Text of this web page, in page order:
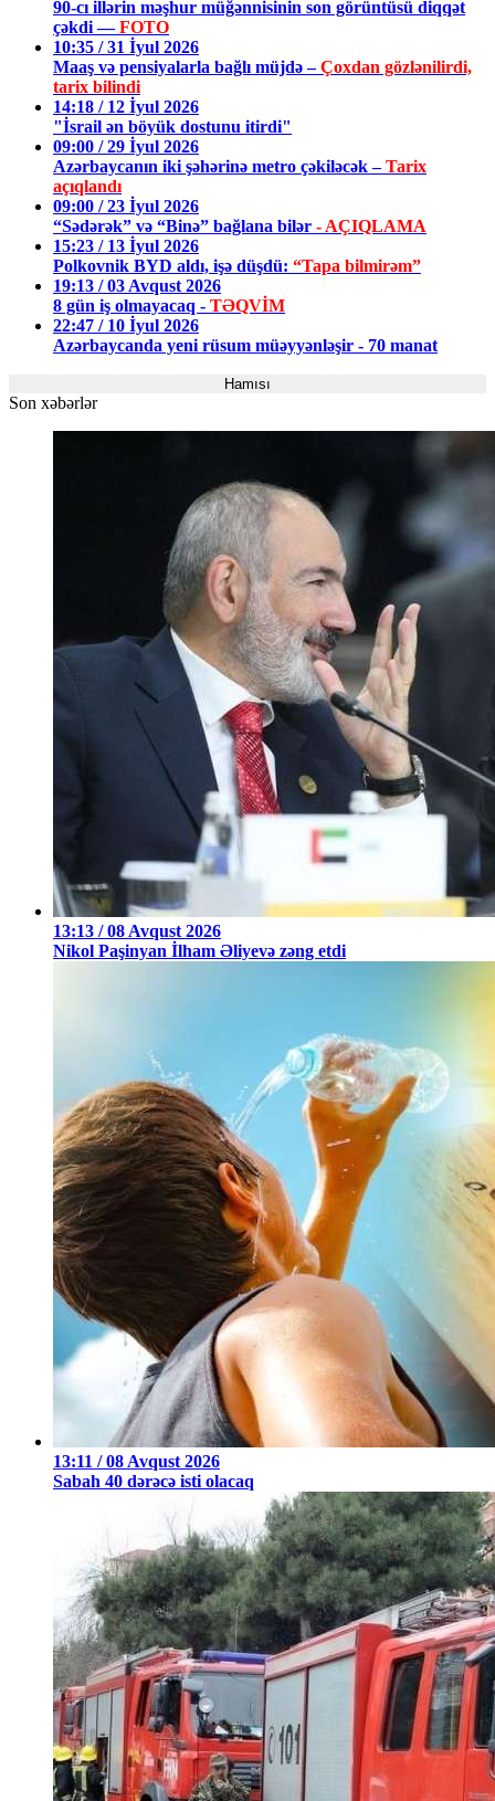
90-cı illərin məşhur müğənnisinin son görüntüsü diqqət
çəkdi —FOTO
10:35 / 31 İyul 2026
Maaş və pensiyalarla bağlı müjdə –Çoxdan gözlənilirdi,
tarix bilindi
14:18 / 12 İyul 2026
"İsrail ən böyük dostunu itirdi"
09:00 / 29 İyul 2026
Azərbaycanın iki şəhərinə metro çəkiləcək –Tarix
açıqlandı
09:00 / 23 İyul 2026
“Sədərək” və “Binə” bağlana bilər - AÇIQLAMA
15:23 / 13 İyul 2026
Polkovnik BYD aldı, işə düşdü: “Tapa bilmirəm”
19:13 / 03 Avqust 2026
8 gün iş olmayacaq - TƏQVİM
22:47 / 10 İyul 2026
Azərbaycanda yeni rüsum müəyyənləşir - 70 manat
Hamısı
Son xəbərlər
13:13 / 08 Avqust 2026
Nikol Paşinyan İlham Əliyevə zəng etdi
13:11 / 08 Avqust 2026
Sabah 40 dərəcə isti olacaq